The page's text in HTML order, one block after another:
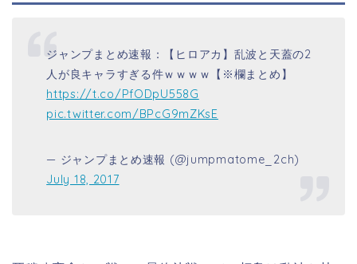
ジャンプまとめ速報：【ヒロアカ】乱波と天蓋の2
人が良キャラすぎる件ｗｗｗｗ【※欄まとめ】
https://t.co/PfODpU558G
pic.twitter.com/BPcG9mZKsE
— ジャンプまとめ速報 (@jumpmatome_2ch)
July 18, 2017